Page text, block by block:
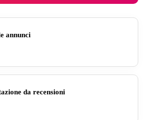
annunci
da recensioni